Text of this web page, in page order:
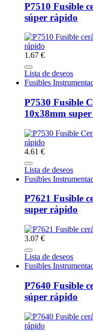
P7510 Fusible
súper rápido
1.67 €
Lista de deseos
Fusibles
P7530 Fusible
10x38mm
4.61 €
Lista de deseos
Fusibles
P7621 Fusible
super rápido
3.07 €
Lista de deseos
Fusibles
P7640 Fusible
súper rápido